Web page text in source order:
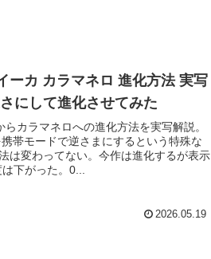
ーカ カラマネロ 進化方法 実写
さにして進化させてみた
カラマネロへの進化方法を実写解説。
帯モードで逆さまにするという特殊な
は変わってない。今作は進化するが表示
下がった。0...
2026.05.19